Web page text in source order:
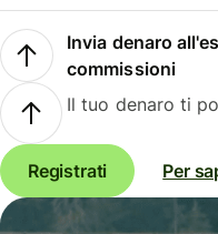
Invia denaro
commissioni
Il tuo denaro ti
Registrati Per